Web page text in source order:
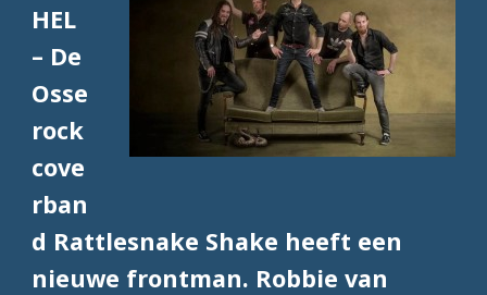
HEL
– De
Osse
rock
cove
rban
d Rattlesnake Shake heeft een
nieuwe frontman. Robbie van